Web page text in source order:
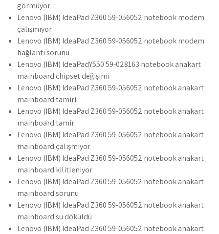
görmüyor
Lenovo (IBM) IdeaPad Z360 59-056052 notebook modem
çalışmıyor
Lenovo (IBM) IdeaPad Z360 59-056052 notebook modem
bağlantı sorunu
Lenovo (IBM) IdeaPadY550 59-028163 notebook anakart
mainboard chipset değişimi
Lenovo (IBM) IdeaPad Z360 59-056052 notebook anakart
mainboard tamiri
Lenovo (IBM) IdeaPad Z360 59-056052 notebook anakart
mainboard tamir
Lenovo (IBM) IdeaPad Z360 59-056052 notebook anakart
mainboard çalışmıyor
Lenovo (IBM) IdeaPad Z360 59-056052 notebook anakart
mainboard kilitleniyor
Lenovo (IBM) IdeaPad Z360 59-056052 notebook anakart
mainboard sorunu
Lenovo (IBM) IdeaPad Z360 59-056052 notebook anakart
mainboard su döküldü
Lenovo (IBM) IdeaPad Z360 59-056052 notebook anakart